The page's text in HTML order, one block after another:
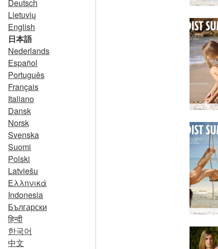
Deutsch
Lietuvių
English
日本語
Nederlands
Español
Português
Français
Italiano
Dansk
Norsk
Svenska
Suomi
Polski
Latviešu
Ελληνικά
Indonesia
Български
हिन्दी
한국어
中文